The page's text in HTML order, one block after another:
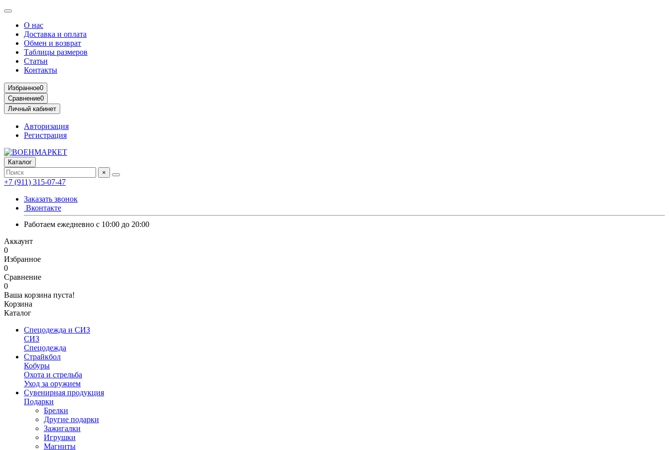
О нас
Доставка и оплата
Обмен и возврат
Таблицы размеров
Статьи
Контакты
Избранное0
Сравнение0
Личный кабинет
Авторизация
Регистрация
Каталог
×
+7 (911) 315-07-47
Заказать звонок
Вконтакте
Работаем ежедневно с 10:00 до 20:00
Аккаунт
0
Избранное
0
Сравнение
0
Ваша корзина пуста!
Корзина
Каталог
Спецодежда и СИЗ
СИЗ
Спецодежда
Страйкбол
Кобуры
Охота и стрельба
Уход за оружием
Сувенирная продукция
Подарки
Брелки
Другие подарки
Зажигалки
Игрушки
Магниты